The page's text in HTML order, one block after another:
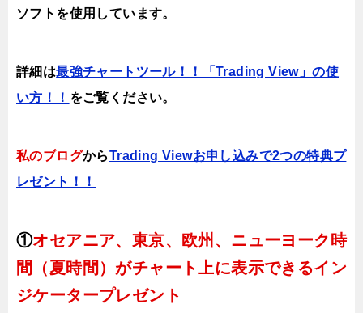
ソフトを使用しています。
詳細は最強チャートツール！！「Trading View」の使
い方！！ をご覧ください。
私のブログからTrading Viewお申し込みで2つの特典プ
レゼント！！
①オセアニア、東京、欧州、ニューヨーク時
間（夏時間）がチャート上に表示できるイン
ジケータープレゼント